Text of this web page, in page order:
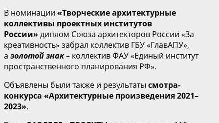
В номинации «Творческие архитектурные
коллективы проектных институтов
России» диплом Союза архитекторов России «За
креативность» забрал коллектив ГБУ «ГлавАПУ»,
а золотой знак– коллектив ФАУ «Единый институт
пространственного планирования РФ».
Объявлены были также и результаты смотра-
конкурса «Архитектурные произведения 2021–
2023».